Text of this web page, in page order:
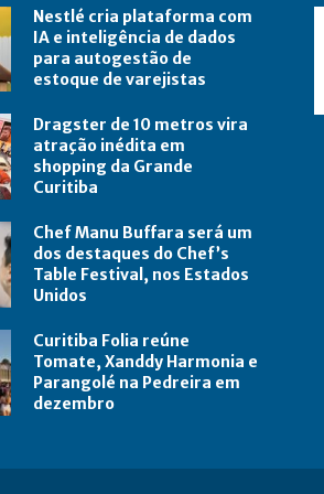
Nestlé cria plataforma com
IA e inteligência de dados
para autogestão de
estoque de varejistas
Dragster de 10 metros vira
atração inédita em
shopping da Grande
Curitiba
Chef Manu Buffara será um
dos destaques do Chef’s
Table Festival, nos Estados
Unidos
Curitiba Folia reúne
Tomate, Xanddy Harmonia e
Parangolé na Pedreira em
dezembro